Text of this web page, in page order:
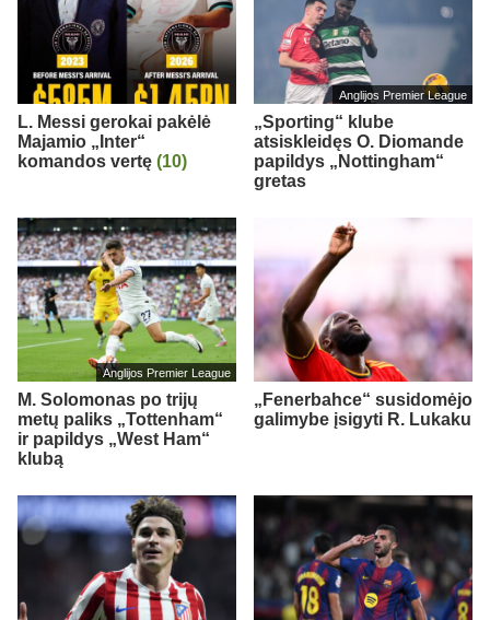
L. Messi gerokai pakėlė
Majamio „Inter“
komandos vertę (10)
Anglijos Premier League
„Sporting“ klube
atsiskleidęs O. Diomande
papildys „Nottingham“
gretas
Anglijos Premier League
M. Solomonas po trijų
metų paliks „Tottenham“
ir papildys „West Ham“
klubą
„Fenerbahce“ susidomėjo
galimybe įsigyti R. Lukaku